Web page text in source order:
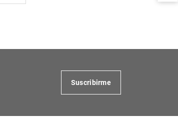
Suscribirme